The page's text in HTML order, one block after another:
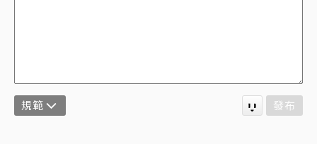
規範 發布